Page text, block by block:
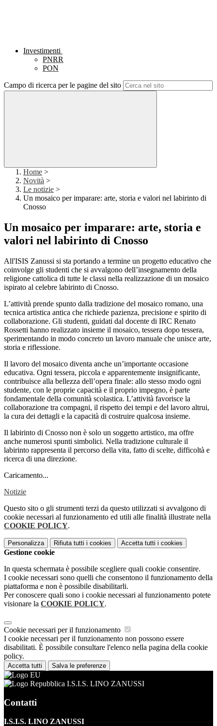
Investimenti
PNRR
PON
Campo di ricerca per le pagine del sito
Home >
Novità >
Le notizie >
Un mosaico per imparare: arte, storia e valori nel labirinto di
Cnosso
Un mosaico per imparare: arte, storia e
valori nel labirinto di Cnosso
All'ISIS Zanussi si sta portando a termine un progetto educativo che
coinvolge gli studenti che si avvalgono dell’insegnamento della
religione cattolica di tutte le classi nella realizzazione di un mosaico
ispirato al celebre labirinto di Cnosso.
L’attività prende spunto dalla tradizione del mosaico romano, una
tecnica artistica antica che richiede pazienza, precisione e spirito di
collaborazione. Gli studenti, guidati dal docente di IRC Renato
Rossetti hanno realizzato insieme il mosaico, tessera dopo tessera,
sperimentando in modo concreto un lavoro manuale che unisce arte,
storia e riflessione.
Il lavoro del mosaico diventa anche un’importante occasione
educativa. Ogni tessera, piccola e apparentemente insignificante,
contribuisce alla bellezza dell’opera finale: allo stesso modo ogni
studente, con le proprie capacità e il proprio impegno, è parte
fondamentale della comunità scolastica. L’attività favorisce la
collaborazione tra compagni, il rispetto dei tempi e del lavoro altrui,
la cura dei dettagli e la capacità di costruire qualcosa insieme.
Il labirinto di Cnosso non è solo un soggetto artistico, ma offre
anche numerosi spunti simbolici. Nella tradizione culturale il
labirinto rappresenta il percorso della vita, fatto di scelte, difficoltà e
ricerca di una direzione.
Caricamento...
Notizie
Questo sito o gli strumenti terzi da questo utilizzati si avvalgono di
cookie necessari al funzionamento ed utili alle finalità illustrate nella
COOKIE POLICY.
Personalizza Rifiuta tutti i cookies Accetta tutti i cookies
Gestione cookie
In questa schermata è possibile scegliere quali cookie consentire.
I cookie necessari sono quelli che consentono il funzionamento della
piattaforma e non è possibile disabilitarli.
Per conoscere quali sono i cookie necessari al funzionamento potete
visionare la COOKIE POLICY.
Cookie necessari per il funzionamento
I cookie necessari per il funzionamento non possono essere
disabilitati. È possibile consultare l'elenco nella pagina della cookie
policy.
Accetta tutti Salva le preferenze
I.S.I.S. LINO ZANUSSI
Contatti
I.S.I.S. LINO ZANUSSI